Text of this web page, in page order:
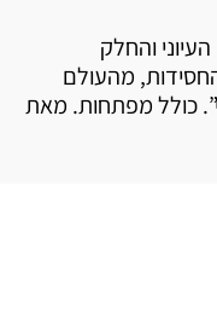
והחלק
מהעולם
כולל מפתחות. מאת